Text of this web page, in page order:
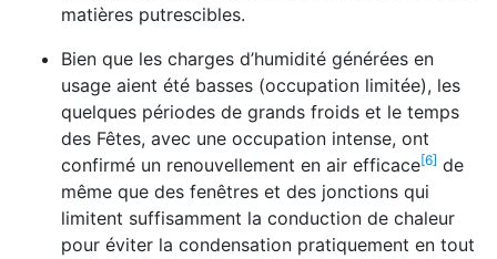
matières putrescibles.
Bien que les charges d’humidité générées en
usage aient été basses (occupation limitée), les
quelques périodes de grands froids et le temps
des Fêtes, avec une occupation intense, ont
confirmé un renouvellement en air efficace[6] de
même que des fenêtres et des jonctions qui
limitent suffisamment la conduction de chaleur
pour éviter la condensation pratiquement en tout